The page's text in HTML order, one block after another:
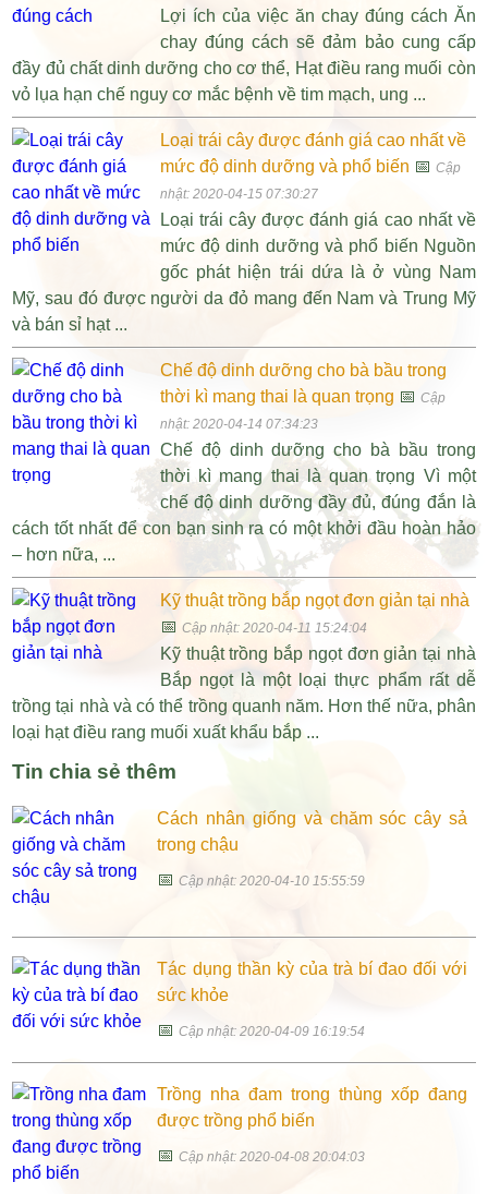
Lợi ích của việc ăn chay đúng cách Ăn
chay đúng cách sẽ đảm bảo cung cấp
đầy đủ chất dinh dưỡng cho cơ thể, Hạt điều rang muối còn
vỏ lụa hạn chế nguy cơ mắc bệnh về tim mạch, ung ...
Loại trái cây được đánh giá cao nhất về
mức độ dinh dưỡng và phổ biến 📅 Cập
nhật: 2020-04-15 07:30:27
Loại trái cây được đánh giá cao nhất về
mức độ dinh dưỡng và phổ biến Nguồn
gốc phát hiện trái dứa là ở vùng Nam
Mỹ, sau đó được người da đỏ mang đến Nam và Trung Mỹ
và bán sỉ hạt ...
Chế độ dinh dưỡng cho bà bầu trong
thời kì mang thai là quan trọng 📅 Cập
nhật: 2020-04-14 07:34:23
Chế độ dinh dưỡng cho bà bầu trong
thời kì mang thai là quan trọng Vì một
chế độ dinh dưỡng đầy đủ, đúng đắn là
cách tốt nhất để con bạn sinh ra có một khởi đầu hoàn hảo
– hơn nữa, ...
Kỹ thuật trồng bắp ngọt đơn giản tại nhà
📅 Cập nhật: 2020-04-11 15:24:04
Kỹ thuật trồng bắp ngọt đơn giản tại nhà
Bắp ngọt là một loại thực phẩm rất dễ
trồng tại nhà và có thể trồng quanh năm. Hơn thế nữa, phân
loại hạt điều rang muối xuất khẩu bắp ...
Tin chia sẻ thêm
Cách nhân giống và chăm sóc cây sả
trong chậu
📅Cập nhật: 2020-04-10 15:55:59
Tác dụng thần kỳ của trà bí đao đối với
sức khỏe
📅Cập nhật: 2020-04-09 16:19:54
Trồng nha đam trong thùng xốp đang
được trồng phổ biến
📅Cập nhật: 2020-04-08 20:04:03